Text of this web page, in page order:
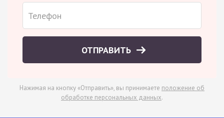
ОТПРАВИТЬ
Нажимая на кнопку «Отправить», вы принимаете положение об
обработке персональных данных.